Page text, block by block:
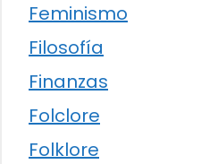
Feminismo
Filosofía
Finanzas
Folclore
Folklore